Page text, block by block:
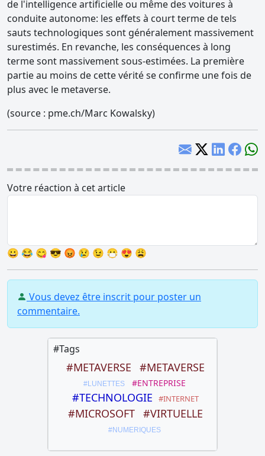
de l'intelligence artificielle ou même des voitures à
conduite autonome: les effets à court terme de tels
sauts technologiques sont généralement massivement
surestimés. En revanche, les conséquences à long
terme sont massivement sous-estimées. La première
partie au moins de cette vérité se confirme une fois de
plus avec le metaverse.
(source : pme.ch/Marc Kowalsky)
Votre réaction à cet article
😀 😂 😋 😎 😡 😢 😉 😷 😍 😩
Vous devez être inscrit pour poster un
commentaire.
#Tags
#METAVERSE #METAVERSE
#LUNETTES #ENTREPRISE
#TECHNOLOGIE #INTERNET
#MICROSOFT #VIRTUELLE
#NUMERIQUES